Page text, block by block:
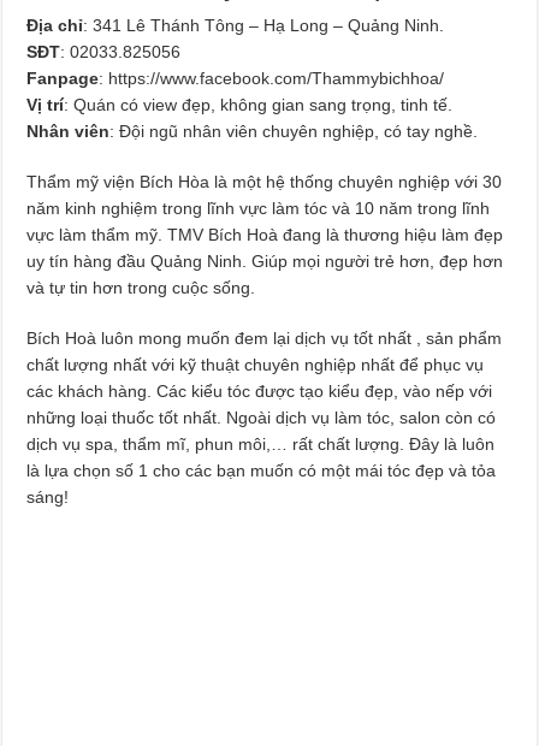
Địa chỉ: 341 Lê Thánh Tông – Hạ Long – Quảng Ninh.
SĐT: 02033.825056
Fanpage: https://www.facebook.com/Thammybichhoa/
Vị trí: Quán có view đẹp, không gian sang trọng, tinh tế.
Nhân viên: Đội ngũ nhân viên chuyên nghiệp, có tay nghề.
Thẩm mỹ viện Bích Hòa là một hệ thống chuyên nghiệp với 30
năm kinh nghiệm trong lĩnh vực làm tóc và 10 năm trong lĩnh
vực làm thẩm mỹ. TMV Bích Hoà đang là thương hiệu làm đẹp
uy tín hàng đầu Quảng Ninh. Giúp mọi người trẻ hơn, đẹp hơn
và tự tin hơn trong cuộc sống.
Bích Hoà luôn mong muốn đem lại dịch vụ tốt nhất , sản phẩm
chất lượng nhất với kỹ thuật chuyên nghiệp nhất để phục vụ
các khách hàng. Các kiểu tóc được tạo kiểu đẹp, vào nếp với
những loại thuốc tốt nhất. Ngoài dịch vụ làm tóc, salon còn có
dịch vụ spa, thẩm mĩ, phun môi,… rất chất lượng. Đây là luôn
là lựa chọn số 1 cho các bạn muốn có một mái tóc đẹp và tỏa
sáng!